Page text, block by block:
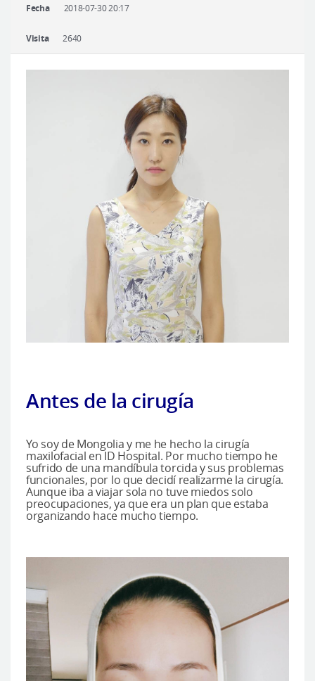
Fecha 2018-07-30 20:17
Visita 2640
Antes de la cirugía
Yo soy de Mongolia y me he hecho la cirugía
maxilofacial en ID Hospital. Por mucho tiempo he
sufrido de una mandíbula torcida y sus problemas
funcionales, por lo que decidí realizarme la cirugía.
Aunque iba a viajar sola no tuve miedos solo
preocupaciones, ya que era un plan que estaba
organizando hace mucho tiempo.